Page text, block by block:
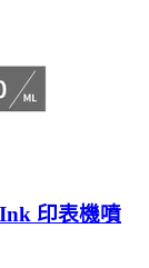
印表機噴